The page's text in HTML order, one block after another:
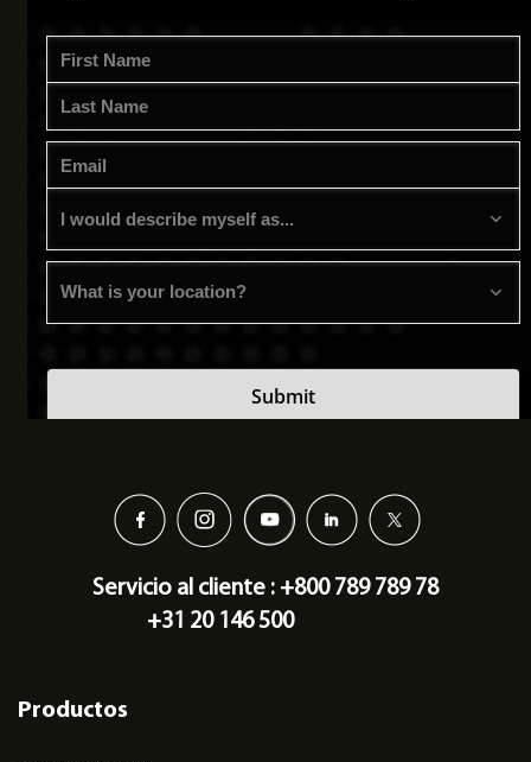
Servicio al cliente : +800 789 789 78
+31 20 146 500
Productos